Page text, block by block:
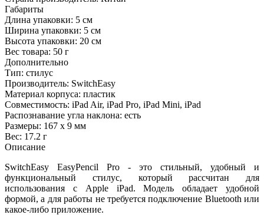
Габариты
Длина упаковки: 5 см
Ширина упаковки: 5 см
Высота упаковки: 20 см
Вес товара: 50 г
Дополнительно
Тип: стилус
Производитель: SwitchEasy
Материал корпуса: пластик
Совместимость: iPad Air, iPad Pro, iPad Mini, iPad
Распознавание угла наклона: есть
Размеры: 167 х 9 мм
Вес: 17.2 г
Описание
SwitchEasy EasyPencil Pro - это стильный, удобный и
функциональный стилус, который рассчитан для
использования с Apple iPad. Модель обладает удобной
формой, а для работы не требуется подключение Bluetooth или
какое-либо приложение.